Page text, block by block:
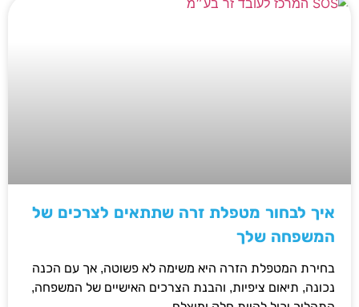
איך לבחור מטפלת זרה שתתאים לצרכים של
המשפחה שלך
בחירת המטפלת הזרה היא משימה לא פשוטה, אך עם הכנה
נכונה, תיאום ציפיות, והבנת הצרכים האישיים של המשפחה,